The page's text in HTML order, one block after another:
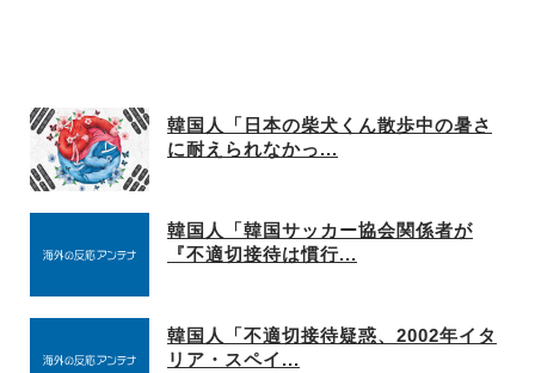
韓国人「日本の柴犬くん散歩中の暑さ
に耐えられなかっ...
韓国人「韓国サッカー協会関係者が
『不適切接待は慣行...
韓国人「不適切接待疑惑、2002年イタ
リア・スペイ...